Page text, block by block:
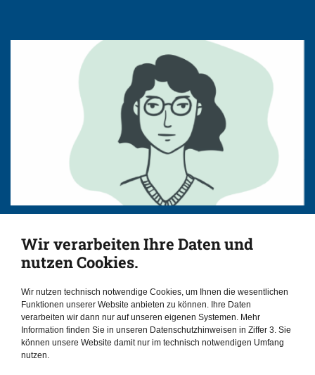
Mexiko //
Richtlinien für die technologische
Transformation in der
Justizverwaltung
Wir verarbeiten Ihre Daten und
nutzen Cookies.
Wir nutzen technisch notwendige Cookies, um Ihnen die wesentlichen
Funktionen unserer Website anbieten zu können. Ihre Daten
verarbeiten wir dann nur auf unseren eigenen Systemen. Mehr
Information finden Sie in unseren Datenschutzhinweisen in Ziffer 3. Sie
können unsere Website damit nur im technisch notwendigen Umfang
nutzen.